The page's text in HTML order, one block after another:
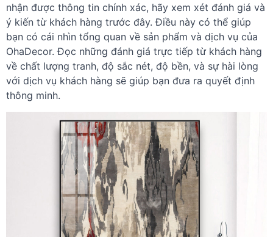
nhận được thông tin chính xác, hãy xem xét đánh giá và
ý kiến từ khách hàng trước đây. Điều này có thể giúp
bạn có cái nhìn tổng quan về sản phẩm và dịch vụ của
OhaDecor. Đọc những đánh giá trực tiếp từ khách hàng
về chất lượng tranh, độ sắc nét, độ bền, và sự hài lòng
với dịch vụ khách hàng sẽ giúp bạn đưa ra quyết định
thông minh.